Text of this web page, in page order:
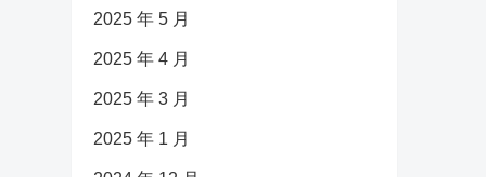
2025 年 5 月
2025 年 4 月
2025 年 3 月
2025 年 1 月